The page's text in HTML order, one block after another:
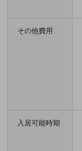
その他費用
入居可能時期